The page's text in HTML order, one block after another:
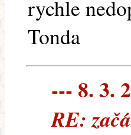
rychle
Tonda
--- 8. 3.
RE: